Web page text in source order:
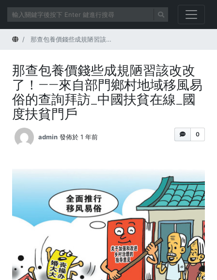
首頁 那查包養價錢些成規陋習該改改了！——來自部門鄉村地域移風易俗的查詢拜訪_中國扶貧在線_國度扶貧門戶
那查包養價錢些成規陋習該改改
了！——來自部門鄉村地域移風易
俗的查詢拜訪_中國扶貧在線_國
度扶貧門戶
0
admin 發佈於 1 年前